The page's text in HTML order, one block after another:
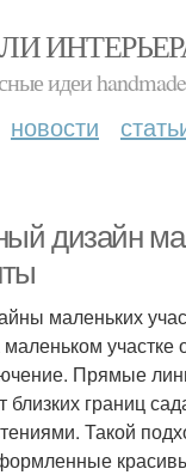
идеи
новости
дизайн
маленьких
участке
Прямые
близких границ
Такой